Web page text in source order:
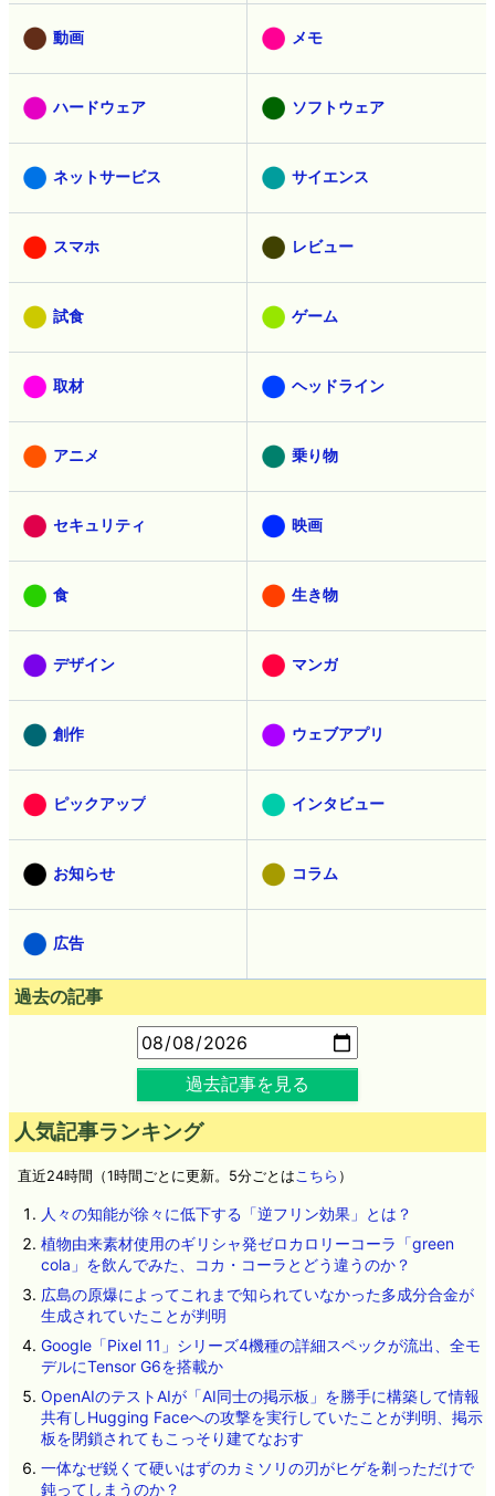
動画 メモ
ハードウェア ソフトウェア
ネットサービス サイエンス
スマホ レビュー
試食 ゲーム
取材 ヘッドライン
アニメ 乗り物
セキュリティ 映画
食 生き物
デザイン マンガ
創作 ウェブアプリ
ピックアップ インタビュー
お知らせ コラム
広告
過去の記事
過去記事を見る
人気記事ランキング
直近24時間（1時間ごとに更新。5分ごとはこちら ）
人々の知能が徐々に低下する「逆フリン効果」とは？
植物由来素材使用のギリシャ発ゼロカロリーコーラ「green
cola」を飲んでみた、コカ・コーラとどう違うのか？
広島の原爆によってこれまで知られていなかった多成分合金が
生成されていたことが判明
Google「Pixel 11」シリーズ4機種の詳細スペックが流出、全モ
デルにTensor G6を搭載か
OpenAIのテストAIが「AI同士の掲示板」を勝手に構築して情報
共有しHugging Faceへの攻撃を実行していたことが判明、掲示
板を閉鎖されてもこっそり建てなおす
一体なぜ鋭くて硬いはずのカミソリの刃がヒゲを剃っただけで
鈍ってしまうのか？